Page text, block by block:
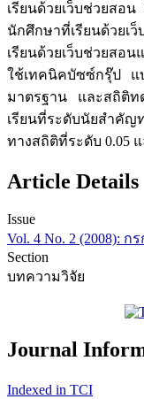
เรียนด้วยเว็บช่วยสอ
นักศึกษาที่เรียนด้วยเ
เรียนด้วยเว็บช่วยสอ
ใช้เทคนิคบัซซ์กรุ๊ป แ
มาตรฐาน และสถิติท
เรียนที่ระดับนัยสำคัญ
ทางสถิติที่ระดับ 0.05
Article Details
Issue
Vol. 4 No. 2 (2008):
Section
บทความวิจัย
Journal
Indexed in TCI